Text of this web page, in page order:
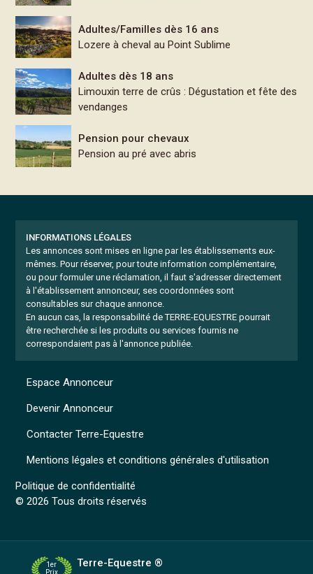
Adultes/Familles dès 16 ans
Lozere à cheval au Point Sublime
Adultes dès 18 ans
Limouxin terre de crûs : Dégustation et fête des
vendanges
Pension pour chevaux
Pension au pré avec abris
INFORMATIONS LÉGALES
Les annonces sont mises en ligne par les établissements eux-
mêmes. Pour réserver, pour toute information complémentaire,
ou pour formuler une réclamation, il faut s'adresser directement
à l'établissement annonceur, ses coordonnées sont
consultables sur chaque annonce.
En aucun cas, la responsabilité de TERRE-EQUESTRE pourrait
être recherchée si les produits ou services fournis ne
correspondaient pas à l'annonce publiée.
Mentions légales et conditions générales d'utilisation
Politique de confidentialité
© 2026 Tous droits réservés
Espace Annonceur
Devenir Annonceur
Contacter Terre-Equestre
1er
Prix
Terre-Equestre ®